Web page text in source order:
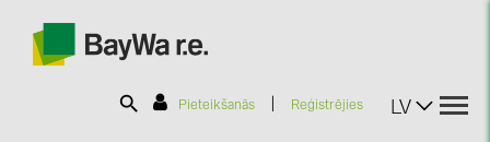
Pieteikšanās Reģistrējies LV